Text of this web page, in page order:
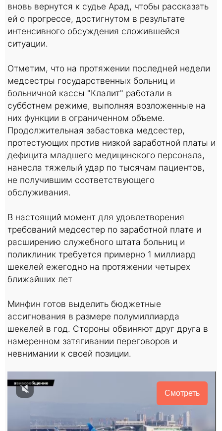
вновь вернутся к судье Арад, чтобы рассказать
ей о прогрессе, достигнутом в результате
интенсивного обсуждения сложившейся
ситуации.
Отметим, что на протяжении последней недели
медсестры государственных больниц и
больничной кассы "Клалит" работали в
субботнем режиме, выполняя возложенные на
них функции в ограниченном объеме.
Продолжительная забастовка медсестер,
протестующих против низкой заработной платы и
дефицита младшего медицинского персонала,
нанесла тяжелый удар по тысячам пациентов,
не получившим соответствующего
обслуживания.
В настоящий момент для удовлетворения
требований медсестер по заработной плате и
расширению служебного штата больниц и
поликлиник требуется примерно 1 миллиард
шекелей ежегодно на протяжении четырех
ближайших лет
Минфин готов выделить бюджетные
ассигнования в размере полумиллиарда
шекелей в год. Стороны обвиняют друг друга в
намеренном затягивании переговоров и
невнимании к своей позиции.
Смотреть